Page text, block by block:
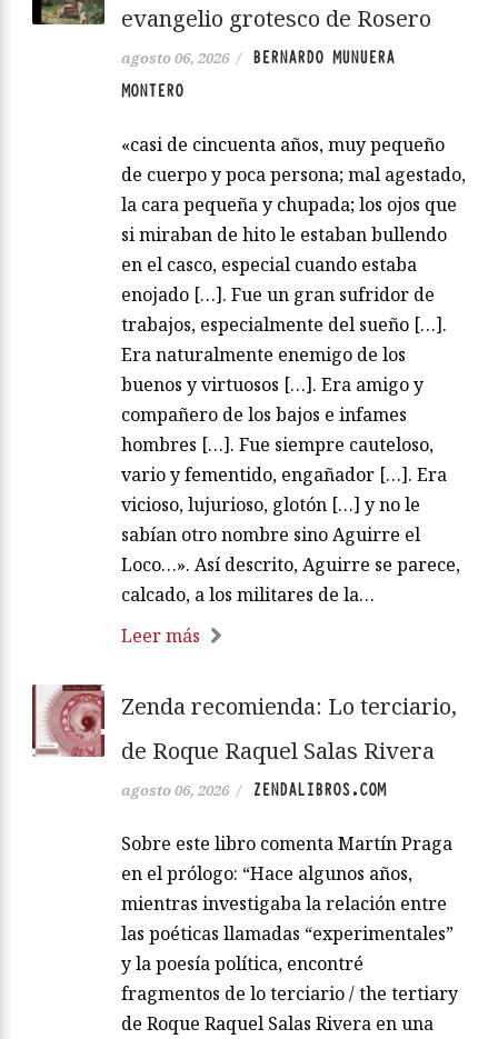
evangelio grotesco de Rosero
agosto 06, 2026 /
BERNARDO MUNUERA
MONTERO
«casi de cincuenta años, muy pequeño
de cuerpo y poca persona; mal agestado,
la cara pequeña y chupada; los ojos que
si miraban de hito le estaban bullendo
en el casco, especial cuando estaba
enojado […]. Fue un gran sufridor de
trabajos, especialmente del sueño […].
Era naturalmente enemigo de los
buenos y virtuosos […]. Era amigo y
compañero de los bajos e infames
hombres […]. Fue siempre cauteloso,
vario y fementido, engañador […]. Era
vicioso, lujurioso, glotón […] y no le
sabían otro nombre sino Aguirre el
Loco…». Así descrito, Aguirre se parece,
calcado, a los militares de la…
Leer más
Zenda recomienda: Lo terciario,
de Roque Raquel Salas Rivera
agosto 06, 2026 / ZENDALIBROS.COM
Sobre este libro comenta Martín Praga
en el prólogo: “Hace algunos años,
mientras investigaba la relación entre
las poéticas llamadas “experimentales”
y la poesía política, encontré
fragmentos de lo terciario / the tertiary
de Roque Raquel Salas Rivera en una